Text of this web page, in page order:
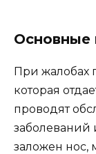
Основные
При жалобах
которая
проводят
заболеваний
заложен нос,